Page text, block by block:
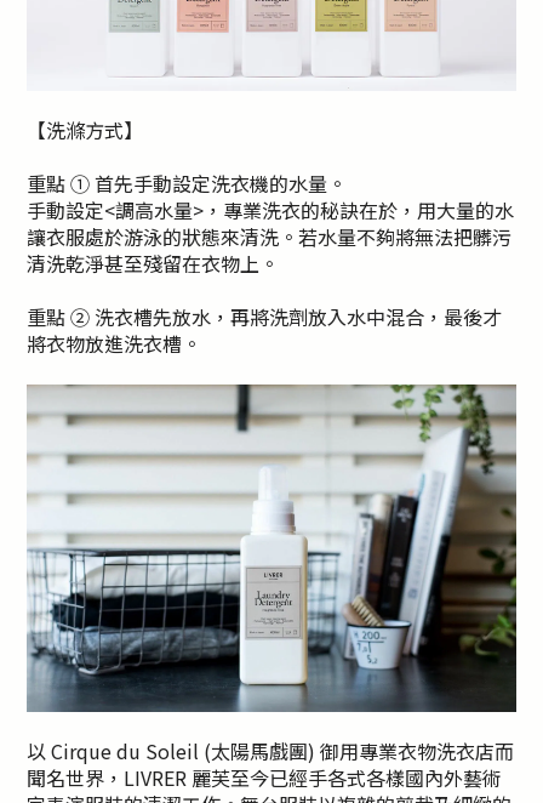
【洗滌方式】
重點 ① 首先手動設定洗衣機的水量。
手動設定<調高水量>，專業洗衣的秘訣在於，用大量的水
讓衣服處於游泳的狀態來清洗。若水量不夠將無法把髒污
清洗乾淨甚至殘留在衣物上。
重點 ② 洗衣槽先放水，再將洗劑放入水中混合，最後才
將衣物放進洗衣槽。
以 Cirque du Soleil (太陽馬戲團) 御用專業衣物洗衣店而
聞名世界，LIVRER 麗芙至今已經手各式各樣國內外藝術